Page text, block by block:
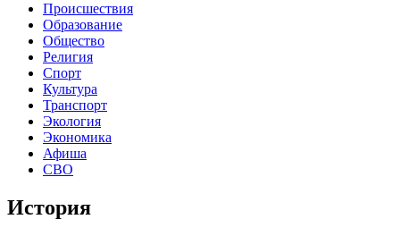
Происшествия
Образование
Общество
Религия
Спорт
Культура
Транспорт
Экология
Экономика
Афиша
СВО
История